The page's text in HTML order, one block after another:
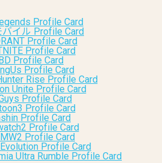
Profile Card
イル Profile Card
Profile Card
Profile Card
Profile Card
Profile Card
Rise Profile Card
Unite Profile Card
Profile Card
Profile Card
Profile Card
Profile Card
Profile Card
Profile Card
Ultra Rumble Profile Card